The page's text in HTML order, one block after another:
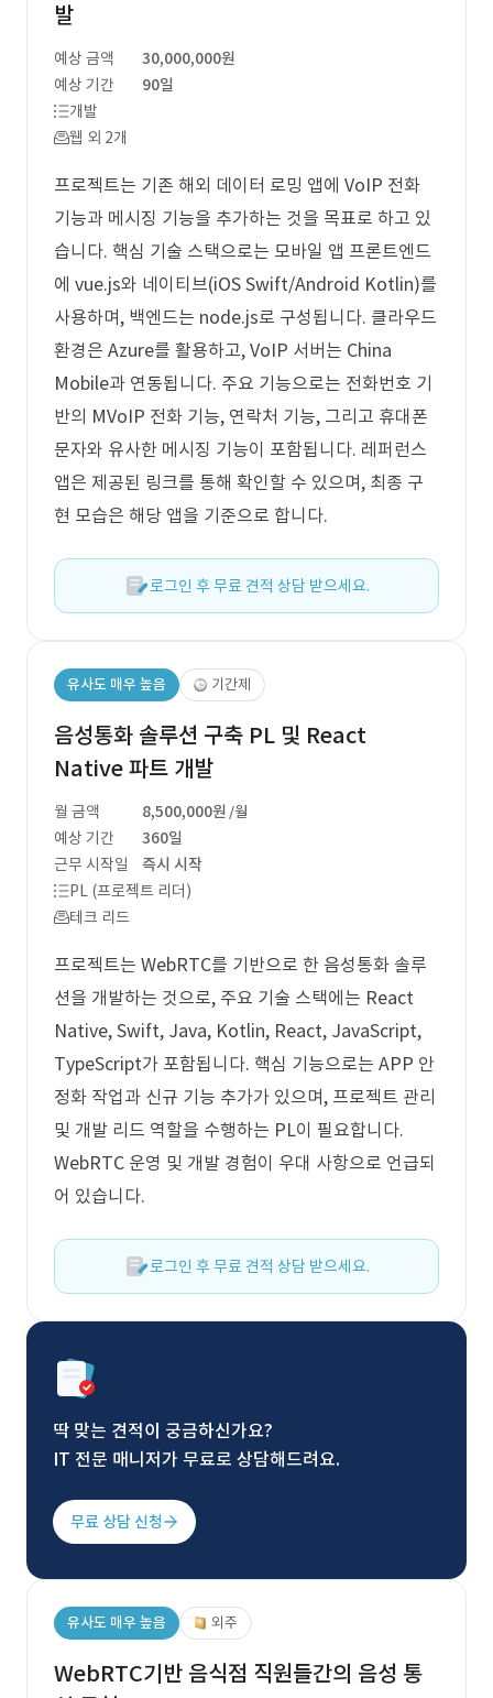
발
예상 금액
30,000,000원
예상 기간
90일
개발
웹 외 2개
프로젝트는 기존 해외 데이터 로밍 앱에 VoIP 전화
기능과 메시징 기능을 추가하는 것을 목표로 하고 있
습니다. 핵심 기술 스택으로는 모바일 앱 프론트엔드
에 vue.js와 네이티브(iOS Swift/Android Kotlin)를
사용하며, 백엔드는 node.js로 구성됩니다. 클라우드
환경은 Azure를 활용하고, VoIP 서버는 China
Mobile과 연동됩니다. 주요 기능으로는 전화번호 기
반의 MVoIP 전화 기능, 연락처 기능, 그리고 휴대폰
문자와 유사한 메시징 기능이 포함됩니다. 레퍼런스
앱은 제공된 링크를 통해 확인할 수 있으며, 최종 구
현 모습은 해당 앱을 기준으로 합니다.
로그인 후 무료 견적 상담 받으세요.
유사도 매우 높음 기간제
음성통화 솔루션 구축 PL 및 React
Native 파트 개발
월 금액 8,500,000원 /월
예상 기간
360일
근무 시작일
즉시 시작
PL (프로젝트 리더)
테크 리드
프로젝트는 WebRTC를 기반으로 한 음성통화 솔루
션을 개발하는 것으로, 주요 기술 스택에는 React
Native, Swift, Java, Kotlin, React, JavaScript,
TypeScript가 포함됩니다. 핵심 기능으로는 APP 안
정화 작업과 신규 기능 추가가 있으며, 프로젝트 관리
및 개발 리드 역할을 수행하는 PL이 필요합니다.
WebRTC 운영 및 개발 경험이 우대 사항으로 언급되
어 있습니다.
로그인 후 무료 견적 상담 받으세요.
딱 맞는 견적이 궁금하신가요?
IT 전문 매니저가 무료로 상담해드려요.
무료 상담 신청
유사도 매우 높음 외주
WebRTC기반 음식점 직원들간의 음성 통